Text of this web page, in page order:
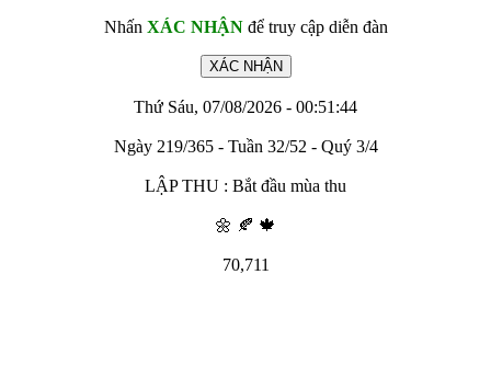
Nhấn XÁC NHẬNđể truy cập diễn đàn
Thứ Sáu, 07/08/2026 - 00:51:44
Ngày 219/365 - Tuần 32/52 - Quý 3/4
LẬP THU : Bắt đầu mùa thu
🌼 🍂 🍁
70,711